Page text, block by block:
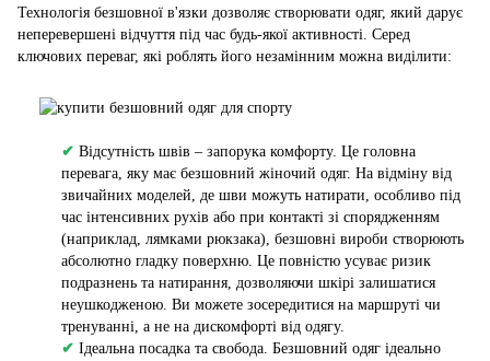
Технологія безшовної в'язки дозволяє створювати одяг, який дарує
неперевершені відчуття під час будь-якої активності. Серед
ключових переваг, які роблять його незамінним можна виділити:
✔ Відсутність швів – запорука комфорту. Це головна
перевага, яку має безшовний жіночий одяг. На відміну від
звичайних моделей, де шви можуть натирати, особливо під
час інтенсивних рухів або при контакті зі спорядженням
(наприклад, лямками рюкзака), безшовні вироби створюють
абсолютно гладку поверхню. Це повністю усуває ризик
подразнень та натирання, дозволяючи шкірі залишатися
неушкодженою. Ви можете зосередитися на маршруті чи
тренуванні, а не на дискомфорті від одягу.
✔ Ідеальна посадка та свобода. Безшовний одяг ідеально